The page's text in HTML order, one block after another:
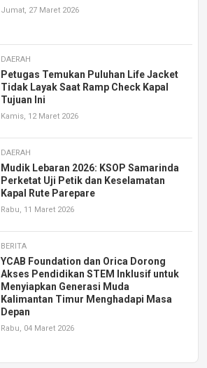
Jumat, 27 Maret 2026
DAERAH
Petugas Temukan Puluhan Life Jacket
Tidak Layak Saat Ramp Check Kapal
Tujuan Ini
Kamis, 12 Maret 2026
DAERAH
Mudik Lebaran 2026: KSOP Samarinda
Perketat Uji Petik dan Keselamatan
Kapal Rute Parepare
Rabu, 11 Maret 2026
BERITA
YCAB Foundation dan Orica Dorong
Akses Pendidikan STEM Inklusif untuk
Menyiapkan Generasi Muda
Kalimantan Timur Menghadapi Masa
Depan
Rabu, 04 Maret 2026